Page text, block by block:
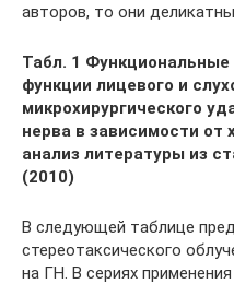
авторов, то они
Табл. 1
функции лицевого и
микрохирургического
нерва в зависимости от
анализ литературы из
(2010)
В следующей таблице
стереотаксического
на ГН. В сериях